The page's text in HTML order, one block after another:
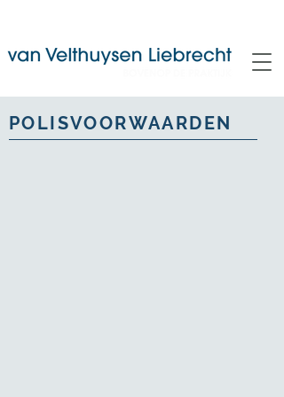
POLISVOORWAARDEN